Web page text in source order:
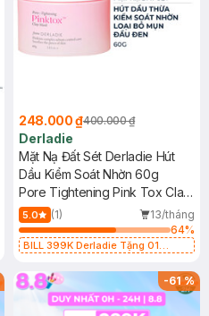
248.000 ₫400.000 ₫
Derladie
Mặt Nạ Đất Sét Derladie Hút
Dầu Kiểm Soát Nhờn 60g
Pore Tightening Pink Tox Clay
Mask
5.0 (1)
13/tháng
64%
BILL 399K Derladie Tặng 01
Hồi Da Khô 30ml (SL có hạn) -61%